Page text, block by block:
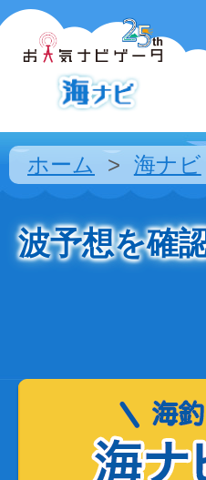
ホーム 海ナビ
波予想を確